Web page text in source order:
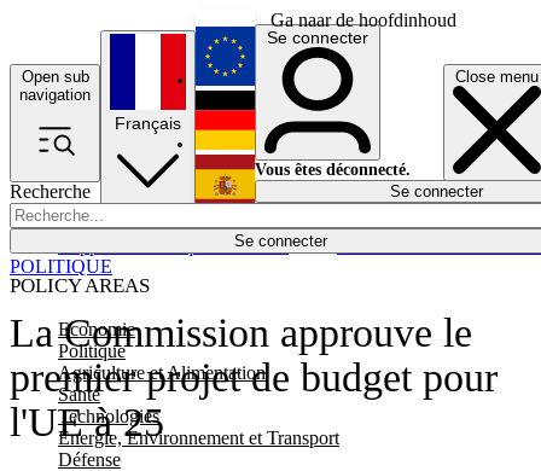
Ga naar de hoofdinhoud
Open sub
navigation
Close menu
Recherche
Se connecter
POLICY AREAS
Economie
Politique
Agriculture et Alimentation
Santé
Technologies
Energie, Environnement et Transport
Défense
Économie
Français
English
Deutsch
Español
Se connecter
Vous êtes déconnecté.
Se connecter
La Commission approuve le
premier projet de budget pour
l'UE à 25
POLITIQUE